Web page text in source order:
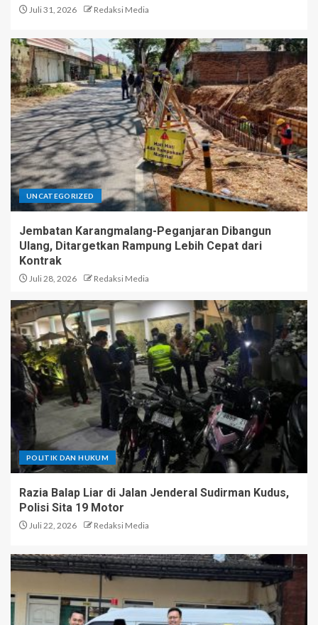
Juli 31, 2026 Redaksi Media
UNCATEGORIZED
Jembatan Karangmalang-Peganjaran Dibangun
Ulang, Ditargetkan Rampung Lebih Cepat dari
Kontrak
Juli 28, 2026 Redaksi Media
POLITIK DAN HUKUM
Razia Balap Liar di Jalan Jenderal Sudirman Kudus,
Polisi Sita 19 Motor
Juli 22, 2026 Redaksi Media